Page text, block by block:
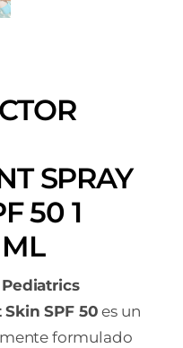
SPRAY
50 1
SPF 50 es un
formulado